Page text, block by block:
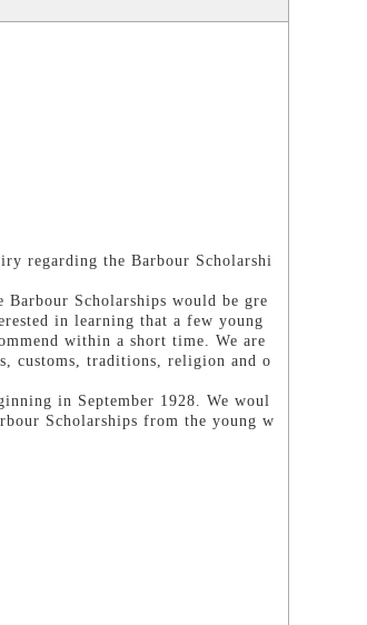
regarding the Barbour Scholarshi
Scholarships would be gre
in learning that a few young
within a short time. We are
customs, traditions, religion and o
in September 1928. We woul
Scholarships from the young w